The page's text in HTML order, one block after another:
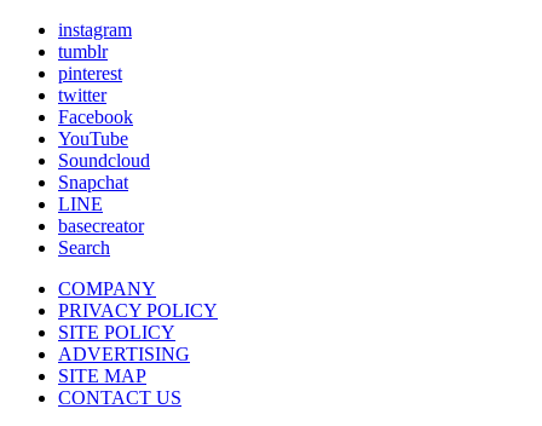
instagram
tumblr
pinterest
twitter
Facebook
YouTube
Soundcloud
Snapchat
LINE
basecreator
Search
COMPANY
PRIVACY POLICY
SITE POLICY
ADVERTISING
SITE MAP
CONTACT US